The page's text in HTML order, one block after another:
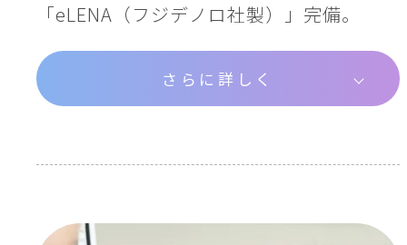
「eLENA（フジデノロ社製）」完備。
さらに詳しく